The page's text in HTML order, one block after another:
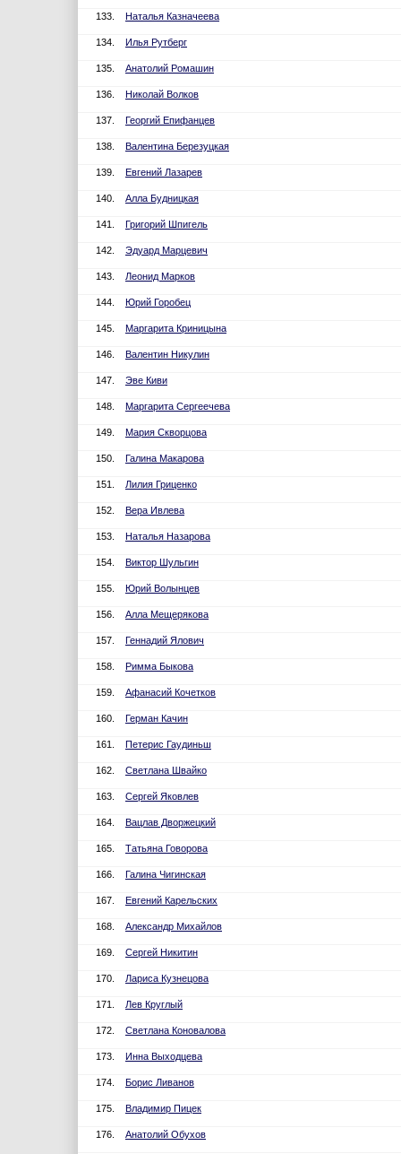
133. Наталья Казначеева
134. Илья Рутберг
135. Анатолий Ромашин
136. Николай Волков
137. Георгий Епифанцев
138. Валентина Березуцкая
139. Евгений Лазарев
140. Алла Будницкая
141. Григорий Шпигель
142. Эдуард Марцевич
143. Леонид Марков
144. Юрий Горобец
145. Маргарита Криницына
146. Валентин Никулин
147. Эве Киви
148. Маргарита Сергеечева
149. Мария Скворцова
150. Галина Макарова
151. Лилия Гриценко
152. Вера Ивлева
153. Наталья Назарова
154. Виктор Шульгин
155. Юрий Волынцев
156. Алла Мещерякова
157. Геннадий Ялович
158. Римма Быкова
159. Афанасий Кочетков
160. Герман Качин
161. Петерис Гаудиньш
162. Светлана Швайко
163. Сергей Яковлев
164. Вацлав Дворжецкий
165. Татьяна Говорова
166. Галина Чигинская
167. Евгений Карельских
168. Александр Михайлов
169. Сергей Никитин
170. Лариса Кузнецова
171. Лев Круглый
172. Светлана Коновалова
173. Инна Выходцева
174. Борис Ливанов
175. Владимир Пицек
176. Анатолий Обухов